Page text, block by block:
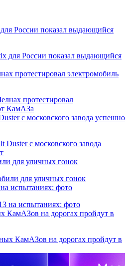
России показал выдающийся
протестировал электромобиль
с московского завода успешно
для уличных гонок
испытаниях: фото
КамАЗов на дорогах пройдут в